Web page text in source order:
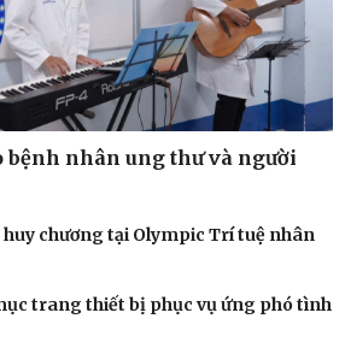
bệnh nhân ung thư và người
chương tại Olympic Trí tuệ nhân
trang thiết bị phục vụ ứng phó tình